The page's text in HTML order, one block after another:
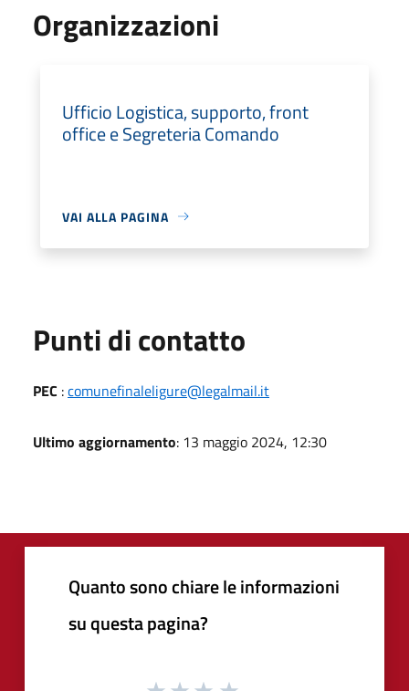
Organizzazioni
Ufficio Logistica, supporto, front
office e Segreteria Comando
VAI ALLA PAGINA
Punti di contatto
PEC :comunefinaleligure@legalmail.it
Ultimo aggiornamento: 13 maggio 2024, 12:30
Quanto sono chiare le informazioni
su questa pagina?